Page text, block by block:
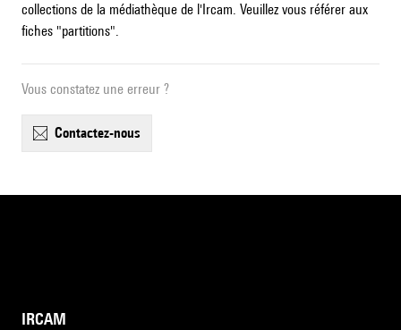
collections de la médiathèque de l'Ircam. Veuillez vous référer aux
fiches "partitions".
Vous constatez une erreur ?
contactez-nous
IRCAM